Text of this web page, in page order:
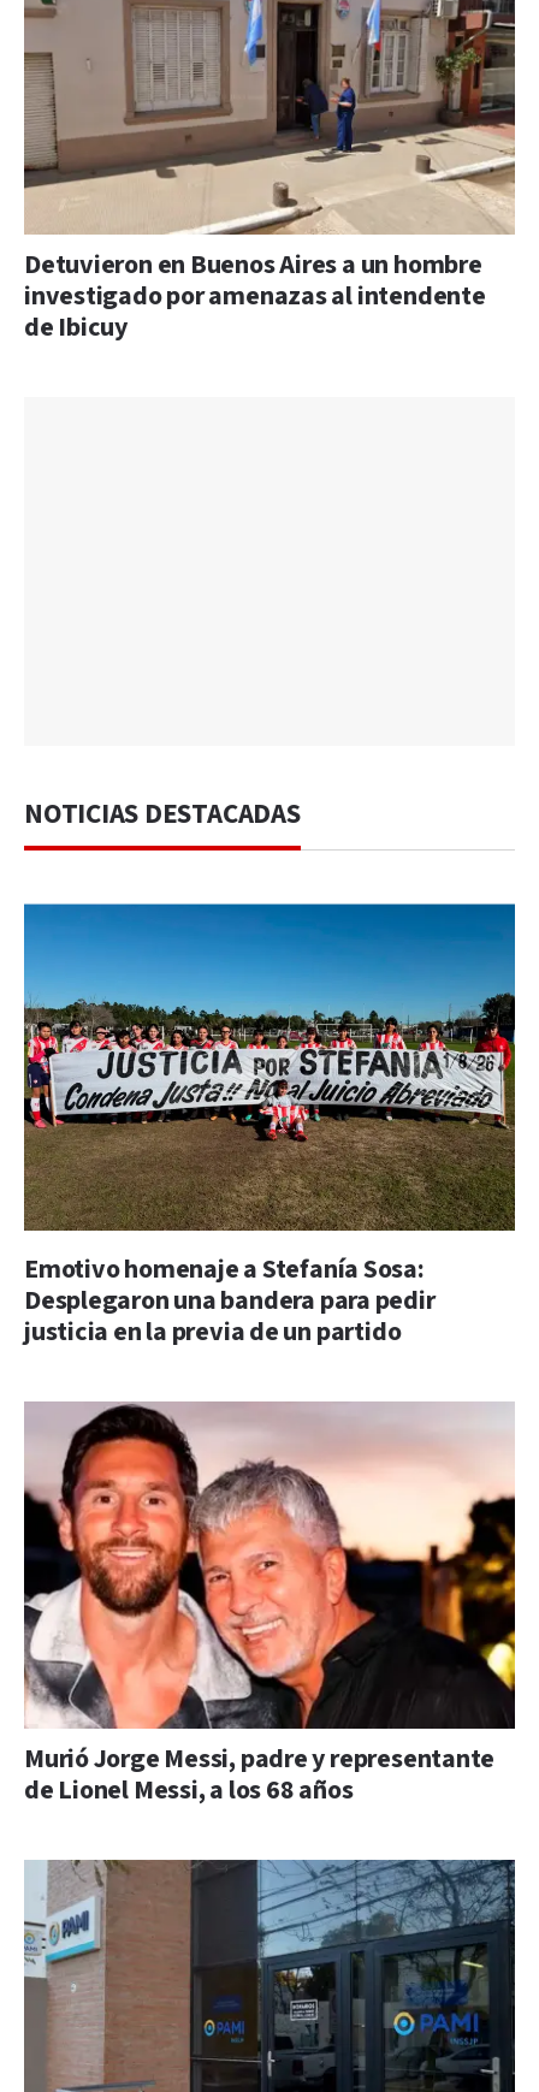
Detuvieron en Buenos Aires a un hombre
investigado por amenazas al intendente
de Ibicuy
NOTICIAS DESTACADAS
Emotivo homenaje a Stefanía Sosa:
Desplegaron una bandera para pedir
justicia en la previa de un partido
Murió Jorge Messi, padre y representante
de Lionel Messi, a los 68 años